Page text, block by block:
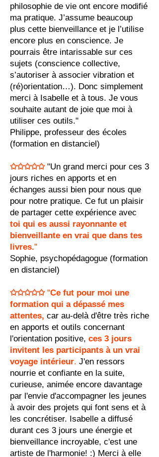
philosophie de vie ont encore modifié
ma pratique. J’assume beaucoup
plus cette bienveillance et je l’utilise
encore plus en conscience. Je
pourrais être intarissable sur ces
sujets (conscience collective,
s’autoriser à associer vibration et
(ré)orientation…). Donc simplement
merci à Isabelle et à tous. Je vous
souhaite autant de joie que moi à
utiliser ces outils."
Philippe, professeur des écoles
(formation en distanciel)
✩✩✩✩✩"Un grand merci pour ces 3
jours riches en apports et en
échanges aussi bien pour nous que
pour notre pratique. Ce fut un plaisir
de partager cette expérience avec
toi qui es aussi rayonnante et
bienveillante en vrai que dans tes
livres."
Sophie, psychopédagogue (formation
en distanciel)
✩✩✩✩✩ "Ce fut pour moi une
formation qui a dépassé mes
attentes, car au-delà d'être très riche
en apports et outils concernant
l'orientation positive, ces 3 jours
invitent les participants à un vrai
voyage intérieur. J'en ressors
nourrie et confiante en la suite,
curieuse, animée encore davantage
par l'envie d'accompagner les jeunes
à avoir des projets qui font sens et à
les concrétiser. Isabelle a diffusé
durant ces 3 jours une énergie et
bienveillance incroyable, c'est une
artiste de l'harmonie! :) Merci à elle